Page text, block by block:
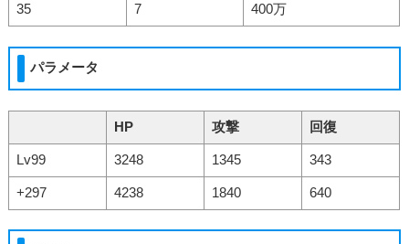
35 7 400万
パラメータ
HP 攻撃 回復
Lv99 3248 1345 343
+297 4238 1840 640